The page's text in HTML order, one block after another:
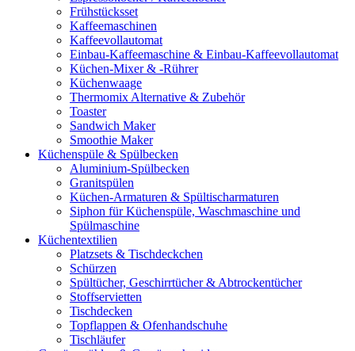
Frühstücksset
Kaffeemaschinen
Kaffeevollautomat
Einbau-Kaffeemaschine & Einbau-Kaffeevollautomat
Küchen-Mixer & -Rührer
Küchenwaage
Thermomix Alternative & Zubehör
Toaster
Sandwich Maker
Smoothie Maker
Küchenspüle & Spülbecken
Aluminium-Spülbecken
Granitspülen
Küchen-Armaturen & Spültischarmaturen
Siphon für Küchenspüle, Waschmaschine und
Spülmaschine
Küchentextilien
Platzsets & Tischdeckchen
Schürzen
Spültücher, Geschirrtücher & Abtrockentücher
Stoffservietten
Tischdecken
Topflappen & Ofenhandschuhe
Tischläufer